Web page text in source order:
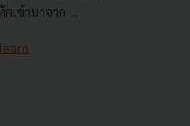
เข้ามาจาก ...